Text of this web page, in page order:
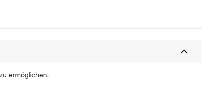
ermöglichen.